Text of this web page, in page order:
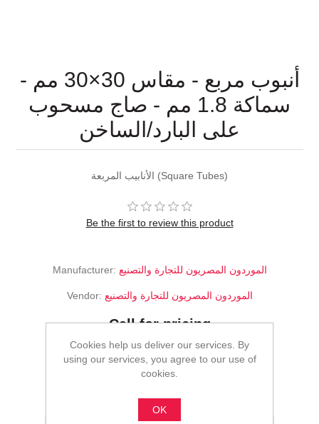
أنبوب مربع - مقاس 30×30 مم -
سماكة 1.8 مم - صاج مسحوب
على البارد/الساخن
الأنابيب المربعة (Square Tubes)
Be the first to review this product
Manufacturer: الموردون المصريون للتجارة والتصنيع
Vendor: الموردون المصريون للتجارة والتصنيع
Call for pricing
ADD TO CART
Please select the address you want to ship to
Cookies help us deliver our services. By
using our services, you agree to our use of
cookies.
OK